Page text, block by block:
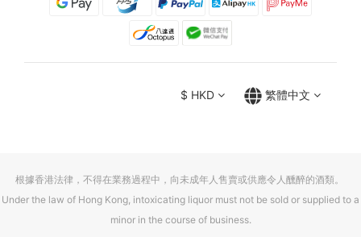
$ HKD 繁體中文
根據香港法律，不得在業務過程中，向未成年人售賣或供應令人醺醉的酒類。
Under the law of Hong Kong, intoxicating liquor must not be sold or supplied to a
minor in the course of business.